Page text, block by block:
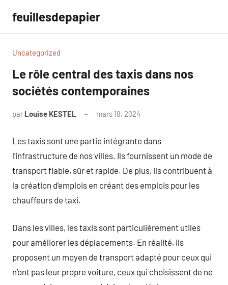
contenu
feuillesdepapier
Uncategorized
Le rôle central des taxis dans nos
sociétés contemporaines
par Louise KESTEL mars 18, 2024
Les taxis sont une partie intégrante dans
l’infrastructure de nos villes. Ils fournissent un mode de
transport fiable, sûr et rapide. De plus, ils contribuent à
la création d’emplois en créant des emplois pour les
chauffeurs de taxi.
Dans les villes, les taxis sont particulièrement utiles
pour améliorer les déplacements. En réalité, ils
proposent un moyen de transport adapté pour ceux qui
n’ont pas leur propre voiture, ceux qui choisissent de ne